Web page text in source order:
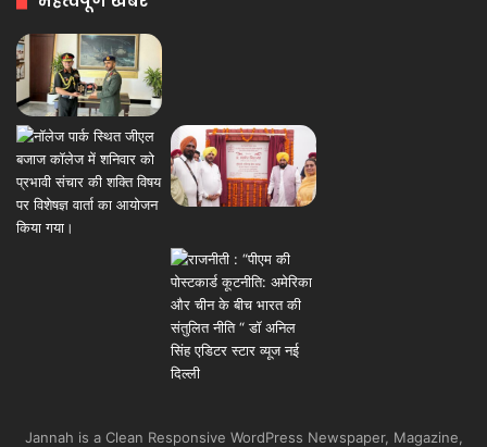
Jannah is a Clean Responsive WordPress Newspaper, Magazine,